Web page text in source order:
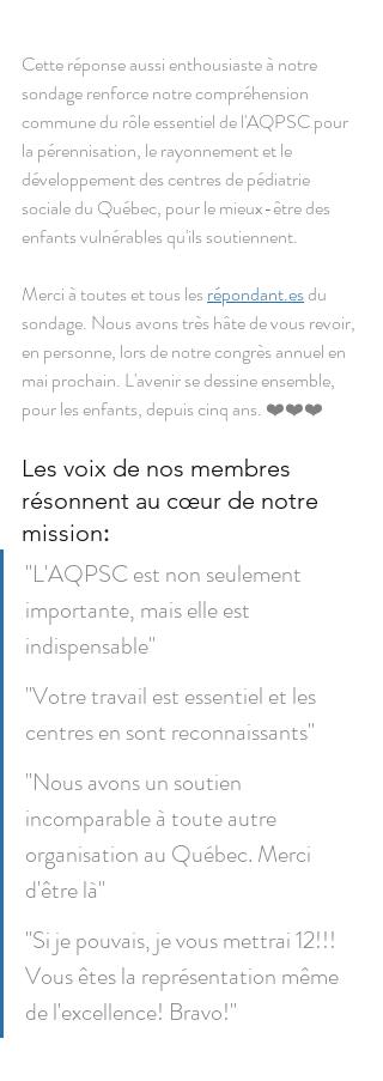
Cette réponse aussi enthousiaste à notre
sondage renforce notre compréhension
commune du rôle essentiel de l'AQPSC pour
la pérennisation, le rayonnement et le
développement des centres de pédiatrie
sociale du Québec, pour le mieux-être des
enfants vulnérables qu'ils soutiennent.
Merci à toutes et tous les répondant.es du
sondage. Nous avons très hâte de vous revoir,
en personne, lors de notre congrès annuel en
mai prochain. L'avenir se dessine ensemble,
pour les enfants, depuis cinq ans. ❤️❤️❤️
Les voix de nos membres
résonnent au cœur de notre
mission:
"L'AQPSC est non seulement
importante, mais elle est
indispensable"
"Votre travail est essentiel et les
centres en sont reconnaissants"
"Nous avons un soutien
incomparable à toute autre
organisation au Québec. Merci
d'être là"
"Si je pouvais, je vous mettrai 12!!!
Vous êtes la représentation même
de l'excellence! Bravo!"